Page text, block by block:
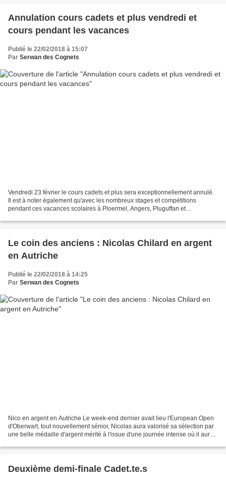
Annulation cours cadets et plus vendredi et
cours pendant les vacances
Publié le 22/02/2018 à 15:07
Par Serwan des Cognets
Vendredi 23 février le cours cadets et plus sera exceptionnellement annulé.
Il est à noter également qu'avec les nombreux stages et compétitions
pendant ces vacances scolaires à Ploermel, Angers, Pluguffan et
Le coin des anciens : Nicolas Chilard en argent
en Autriche
Publié le 22/02/2018 à 14:25
Par Serwan des Cognets
Nico en argent en Autriche Le week-end dernier avait lieu l'European Open
d'Oberwart, tout nouvellement sénior, Nicolas aura valorisé sa sélection par
une belle médaille d'argent mérité à l'issue d'une journée intense où il aura
Deuxième demi-finale Cadet.te.s